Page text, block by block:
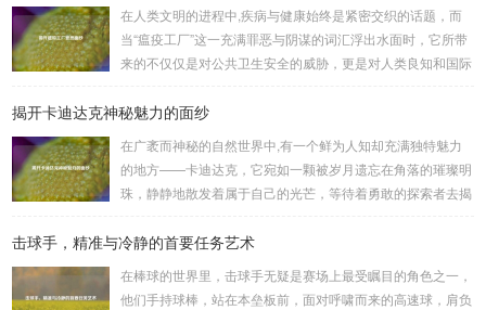
来自各方的邪恶势力，最初，他们凭借着基础的技能和坚定的
意志，在一次次战斗中积累着经验，不断成长，无论是在阴森
恐怖的地下墓穴，还是在战火纷飞的前线战场，守...
在人类文明的进程中,疾病与健康始终是紧密交织的话题，而
当“瘟疫工厂”这一充满罪恶与阴谋的词汇浮出水面时，它所带
来的不仅仅是对公共卫生安全的威胁，更是对人类良知和国际
是一些别有用心的势力为了实现其不可告人的目的，秘密设立
科学研究的外衣，实则干着违背人道、危害全球的勾当。 从
历史上看,生物武器的使用曾经给人类带来过惨痛的教训，在
战争时期，某些国家就曾利用细菌、病毒...
揭开卡迪达克神秘魅力的面纱
在广袤而神秘的自然世界中,有一个鲜为人知却充满独特魅力
的地方——卡迪达克，它宛如一颗被岁月遗忘在角落的璀璨明
珠，静静地散发着属于自己的光芒，等待着勇敢的探索者去揭
复杂多样的地形地貌，高耸入云的山脉连绵起伏，像是大自然
照耀下闪耀着刺眼的银光，仿佛是大自然赐予这片土地的皇
击球手，精准与冷静的首要任务艺术
在棒球的世界里，击球手无疑是赛场上最受瞩目的角色之一，
他们手持球棒，站在本垒板前，面对呼啸而来的高速球，肩负